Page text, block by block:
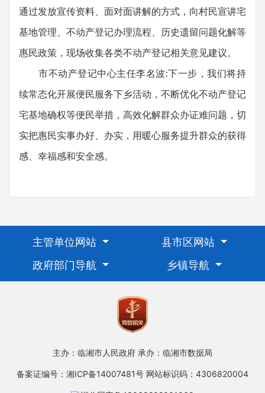
通过发放宣传资料、面对面讲解的方式，向村民宣讲宅
基地管理、不动产登记办理流程、历史遗留问题化解等
惠民政策，现场收集各类不动产登记相关意见建议。
市不动产登记中心主任李名波:下一步，我们将持
续常态化开展便民服务下乡活动，不断优化不动产登记
宅基地确权等便民举措，高效化解群众办证难问题，切
实把惠民实事办好、办实，用暖心服务提升群众的获得
感、幸福感和安全感。
主管单位网站
县市区网站
政府部门导航
乡镇导航
主办：临湘市人民政府 承办：临湘市数据局
备案证编号：湘ICP备14007481号 网站标识码：4306820004